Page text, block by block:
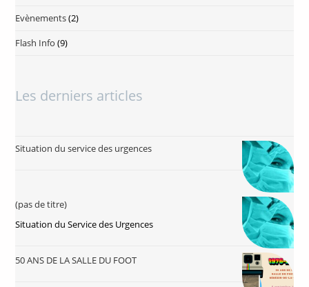
Evènements(2)
Flash Info (9)
Les derniers articles
Situation du service des urgences
(pas de titre)
Situation du Service des Urgences
50 ANS DE LA SALLE DU FOOT